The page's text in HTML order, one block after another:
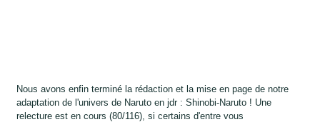
Nous avons enfin terminé la rédaction et la mise en page de notre
adaptation de l'univers de Naruto en jdr : Shinobi-Naruto ! Une
relecture est en cours (80/116), si certains d'entre vous